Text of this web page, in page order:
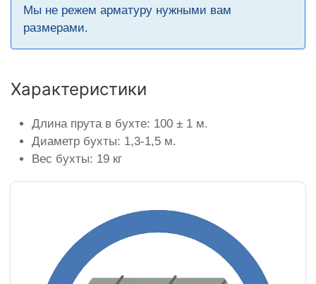
Мы не режем арматуру нужными вам
размерами.
Характеристики
Длина прута в бухте: 100 ± 1 м.
Диаметр бухты: 1,3-1,5 м.
Вес бухты: 19 кг